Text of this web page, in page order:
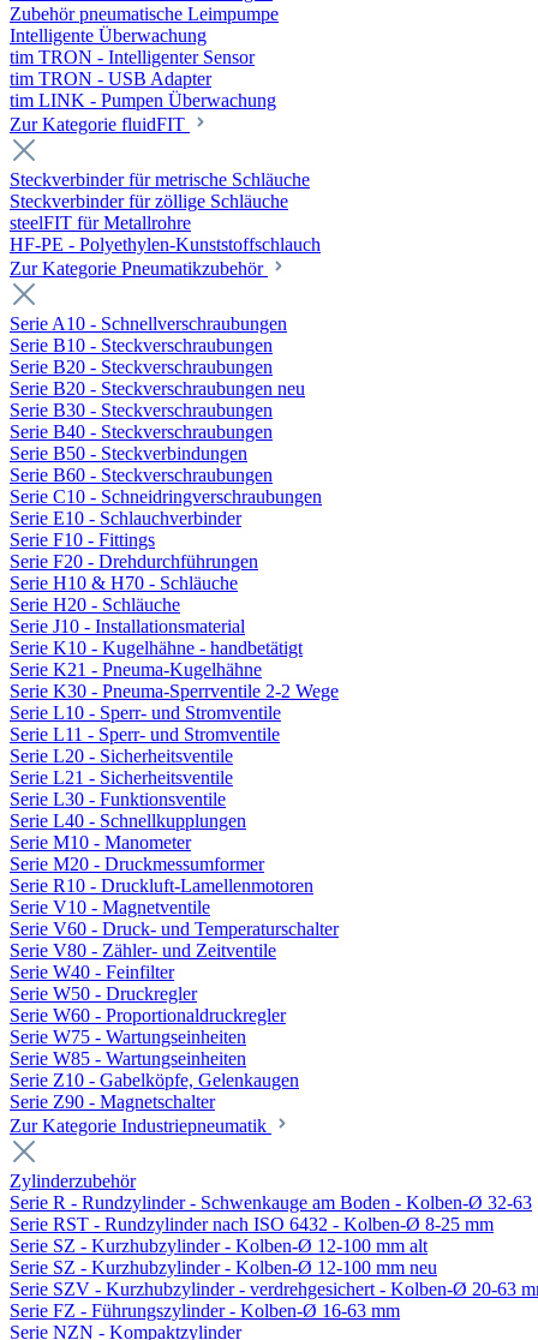
Zubehör pneumatische Leimpumpe
Intelligente Überwachung
tim TRON - Intelligenter Sensor
tim TRON - USB Adapter
tim LINK - Pumpen Überwachung
Zur Kategorie fluidFIT
Steckverbinder für metrische Schläuche
Steckverbinder für zöllige Schläuche
steelFIT für Metallrohre
HF-PE - Polyethylen-Kunststoffschlauch
Zur Kategorie Pneumatikzubehör
Serie A10 - Schnellverschraubungen
Serie B10 - Steckverschraubungen
Serie B20 - Steckverschraubungen
Serie B20 - Steckverschraubungen neu
Serie B30 - Steckverschraubungen
Serie B40 - Steckverschraubungen
Serie B50 - Steckverbindungen
Serie B60 - Steckverschraubungen
Serie C10 - Schneidringverschraubungen
Serie E10 - Schlauchverbinder
Serie F10 - Fittings
Serie F20 - Drehdurchführungen
Serie H10 & H70 - Schläuche
Serie H20 - Schläuche
Serie J10 - Installationsmaterial
Serie K10 - Kugelhähne - handbetätigt
Serie K21 - Pneuma-Kugelhähne
Serie K30 - Pneuma-Sperrventile 2-2 Wege
Serie L10 - Sperr- und Stromventile
Serie L11 - Sperr- und Stromventile
Serie L20 - Sicherheitsventile
Serie L21 - Sicherheitsventile
Serie L30 - Funktionsventile
Serie L40 - Schnellkupplungen
Serie M10 - Manometer
Serie M20 - Druckmessumformer
Serie R10 - Druckluft-Lamellenmotoren
Serie V10 - Magnetventile
Serie V60 - Druck- und Temperaturschalter
Serie V80 - Zähler- und Zeitventile
Serie W40 - Feinfilter
Serie W50 - Druckregler
Serie W60 - Proportionaldruckregler
Serie W75 - Wartungseinheiten
Serie W85 - Wartungseinheiten
Serie Z10 - Gabelköpfe, Gelenkaugen
Serie Z90 - Magnetschalter
Zur Kategorie Industriepneumatik
Zylinderzubehör
Serie R - Rundzylinder - Schwenkauge am Boden - Kolben-Ø 32-63
Serie RST - Rundzylinder nach ISO 6432 - Kolben-Ø 8-25 mm
Serie SZ - Kurzhubzylinder - Kolben-Ø 12-100 mm alt
Serie SZ - Kurzhubzylinder - Kolben-Ø 12-100 mm neu
Serie SZV - Kurzhubzylinder - verdrehgesichert - Kolben-Ø 20-63
Serie FZ - Führungszylinder - Kolben-Ø 16-63 mm
Serie NZN - Kompaktzylinder